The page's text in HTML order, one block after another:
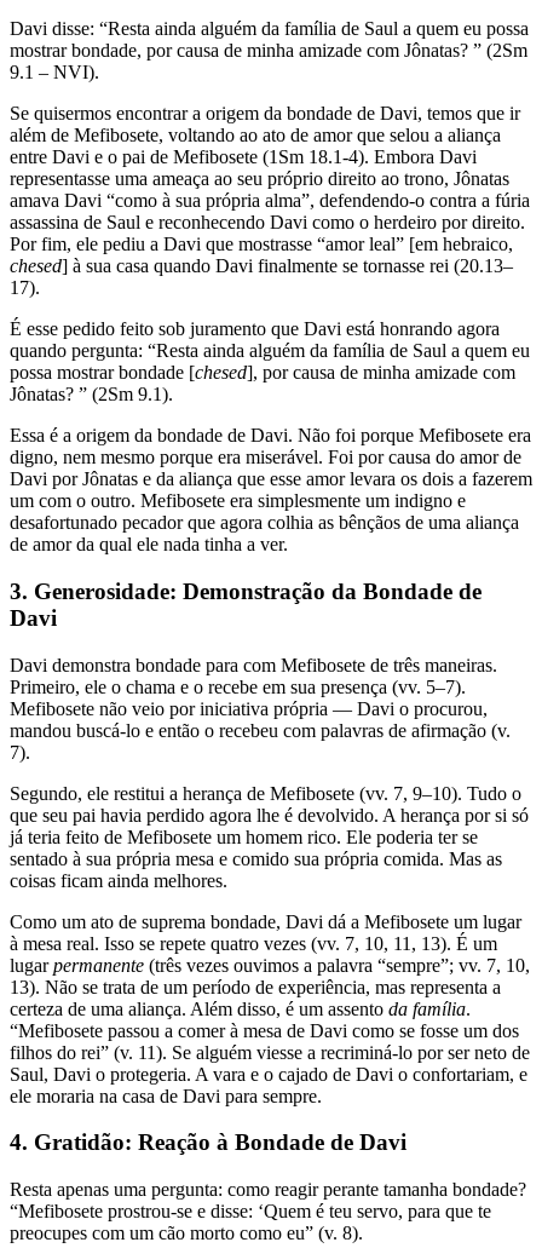
Davi disse: “Resta ainda alguém da família de Saul a quem eu possa
mostrar bondade, por causa de minha amizade com Jônatas? ” (2Sm
9.1 – NVI).
Se quisermos encontrar a origem da bondade de Davi, temos que ir
além de Mefibosete, voltando ao ato de amor que selou a aliança
entre Davi e o pai de Mefibosete (1Sm 18.1-4). Embora Davi
representasse uma ameaça ao seu próprio direito ao trono, Jônatas
amava Davi “como à sua própria alma”, defendendo-o contra a fúria
assassina de Saul e reconhecendo Davi como o herdeiro por direito.
Por fim, ele pediu a Davi que mostrasse “amor leal” [em hebraico,
chesed] à sua casa quando Davi finalmente se tornasse rei (20.13–
17).
É esse pedido feito sob juramento que Davi está honrando agora
quando pergunta: “Resta ainda alguém da família de Saul a quem eu
possa mostrar bondade [chesed], por causa de minha amizade com
Jônatas? ” (2Sm 9.1).
Essa é a origem da bondade de Davi. Não foi porque Mefibosete era
digno, nem mesmo porque era miserável. Foi por causa do amor de
Davi por Jônatas e da aliança que esse amor levara os dois a fazerem
um com o outro. Mefibosete era simplesmente um indigno e
desafortunado pecador que agora colhia as bênçãos de uma aliança
de amor da qual ele nada tinha a ver.
3. Generosidade: Demonstração da Bondade de
Davi
Davi demonstra bondade para com Mefibosete de três maneiras.
Primeiro, ele o chama e o recebe em sua presença (vv. 5–7).
Mefibosete não veio por iniciativa própria — Davi o procurou,
mandou buscá-lo e então o recebeu com palavras de afirmação (v.
7).
Segundo, ele restitui a herança de Mefibosete (vv. 7, 9–10). Tudo o
que seu pai havia perdido agora lhe é devolvido. A herança por si só
já teria feito de Mefibosete um homem rico. Ele poderia ter se
sentado à sua própria mesa e comido sua própria comida. Mas as
coisas ficam ainda melhores.
Como um ato de suprema bondade, Davi dá a Mefibosete um lugar
à mesa real. Isso se repete quatro vezes (vv. 7, 10, 11, 13). É um
lugarpermanente (três vezes ouvimos a palavra “sempre”; vv. 7, 10,
13). Não se trata de um período de experiência, mas representa a
certeza de uma aliança. Além disso, é um assento da família.
“Mefibosete passou a comer à mesa de Davi como se fosse um dos
filhos do rei” (v. 11). Se alguém viesse a recriminá-lo por ser neto de
Saul, Davi o protegeria. A vara e o cajado de Davi o confortariam, e
ele moraria na casa de Davi para sempre.
4. Gratidão: Reação à Bondade de Davi
Resta apenas uma pergunta: como reagir perante tamanha bondade?
“Mefibosete prostrou-se e disse: ‘Quem é teu servo, para que te
preocupes com um cão morto como eu” (v. 8).